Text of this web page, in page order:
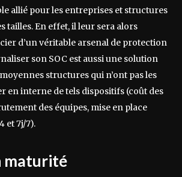
allié pour les entreprises et structures
tailles. En effet, il leur sera alors
d’un véritable arsenal de protection
son SOC est aussi une solution
structures qui n’ont pas les
en interne de tels dispositifs (coût des
des équipes, mise en place
et 7j/7).
maturité